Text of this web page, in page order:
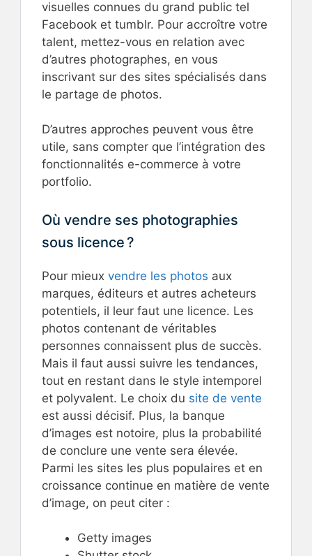
visuelles connues du grand public tel
Facebook et tumblr. Pour accroître votre
talent, mettez-vous en relation avec
d’autres photographes, en vous
inscrivant sur des sites spécialisés dans
le partage de photos.
D’autres approches peuvent vous être
utile, sans compter que l’intégration des
fonctionnalités e-commerce à votre
portfolio.
Où vendre ses photographies
sous licence ?
Pour mieux vendre les photos aux
marques, éditeurs et autres acheteurs
potentiels, il leur faut une licence. Les
photos contenant de véritables
personnes connaissent plus de succès.
Mais il faut aussi suivre les tendances,
tout en restant dans le style intemporel
et polyvalent. Le choix du site de vente
est aussi décisif. Plus, la banque
d’images est notoire, plus la probabilité
de conclure une vente sera élevée.
Parmi les sites les plus populaires et en
croissance continue en matière de vente
d’image, on peut citer :
Getty images